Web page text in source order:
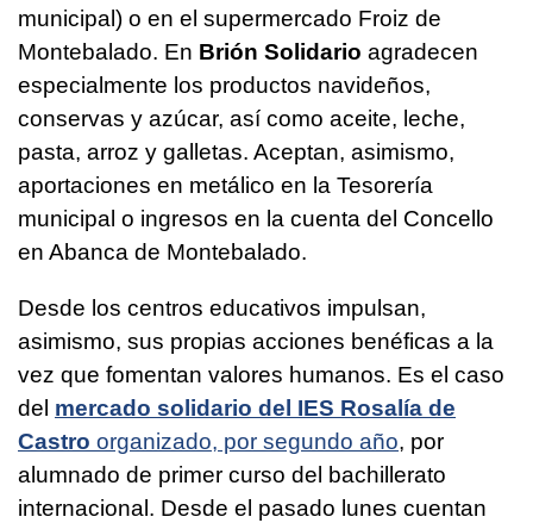
municipal) o en el supermercado Froiz de
Montebalado. En Brión Solidario agradecen
especialmente los productos navideños,
conservas y azúcar, así como aceite, leche,
pasta, arroz y galletas. Aceptan, asimismo,
aportaciones en metálico en la Tesorería
municipal o ingresos en la cuenta del Concello
en Abanca de Montebalado.
Desde los centros educativos impulsan,
asimismo, sus propias acciones benéficas a la
vez que fomentan valores humanos. Es el caso
del mercado solidario del IES Rosalía de
Castro organizado, por segundo año, por
alumnado de primer curso del bachillerato
internacional. Desde el pasado lunes cuentan